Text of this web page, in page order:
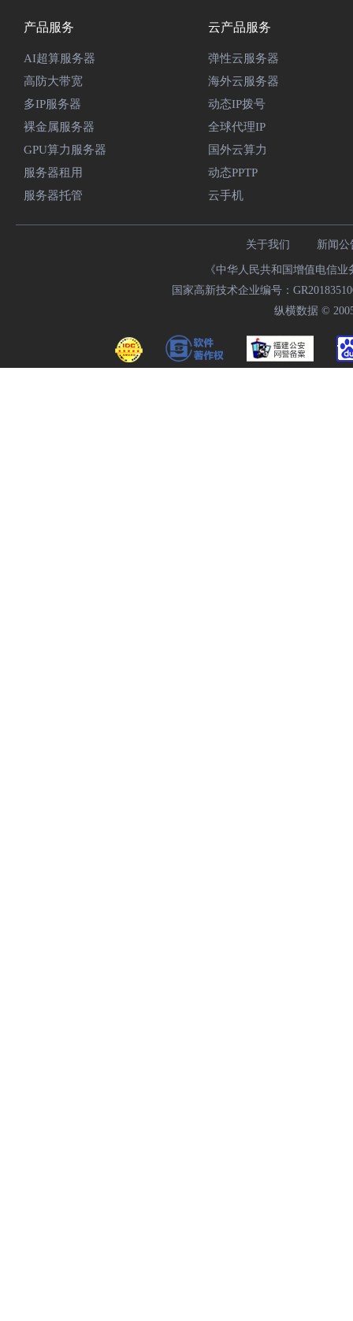
产品服务
AI超算服务器
高防大带宽
多IP服务器
裸金属服务器
GPU算力服务器
服务器租用
服务器托管
云产品服务
弹性云服务器
海外云服务器
动态IP拨号
全球代理IP
国外云算力
动态PPTP
云手机
关于我们 新闻公
《中华人民共和国增值电信
国家高新技术企业编号：
纵横数据 ©